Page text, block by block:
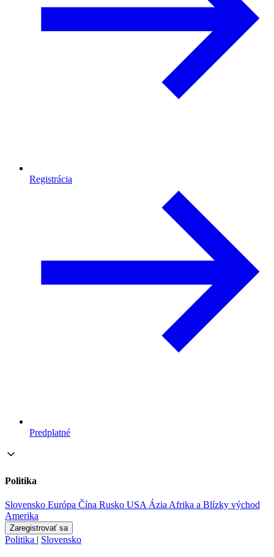
Registrácia
Predplatné
Politika
Slovensko Európa Čína Rusko USA ÁziaAfrika a Blízky východ
Amerika
Zaregistrovať sa
Politika | Slovensko